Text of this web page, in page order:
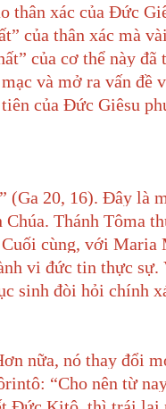
thân xác của Đức
của thân xác mà
của cơ thể này
và mở ra vấn đề
của Đức Giêsu
” (Ga 20, 16). Đây là
Thánh Tôma
cùng, với Maria
vi đức tin thực sự.
sinh đòi hỏi chính
nữa, nó thay đổi
“Cho nên từ